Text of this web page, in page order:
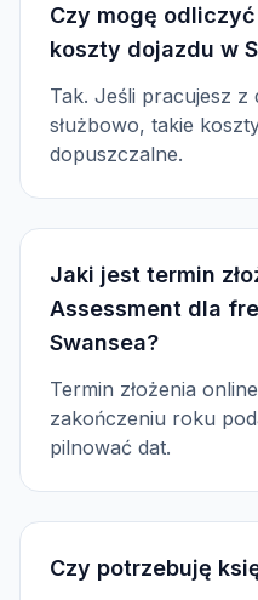
Czy mogę
koszty dojazdu w
Tak. Jeśli pracujesz
służbowo, takie
dopuszczalne.
Jaki jest termin
Assessment dla
Swansea?
Termin złożenia
zakończeniu roku
pilnować dat.
Czy potrzebuję